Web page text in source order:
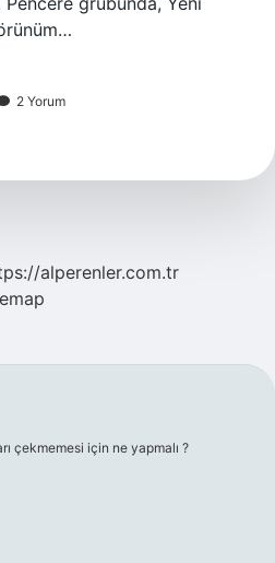
2 Yorum
alperenler.com.tr
çekmemesi için ne yapmalı ?